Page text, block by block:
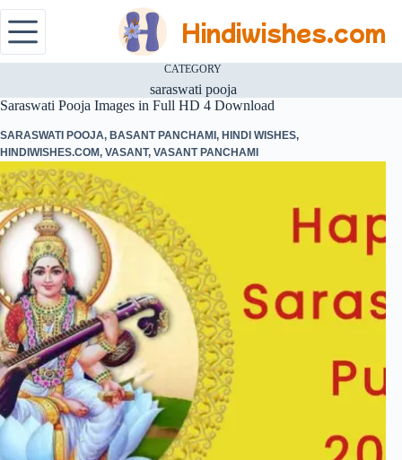
Hindiwishes.com
CATEGORY
saraswati pooja
Saraswati Pooja Images in Full HD 4 Download
SARASWATI POOJA, BASANT PANCHAMI, HINDI WISHES,
HINDIWISHES.COM, VASANT, VASANT PANCHAMI